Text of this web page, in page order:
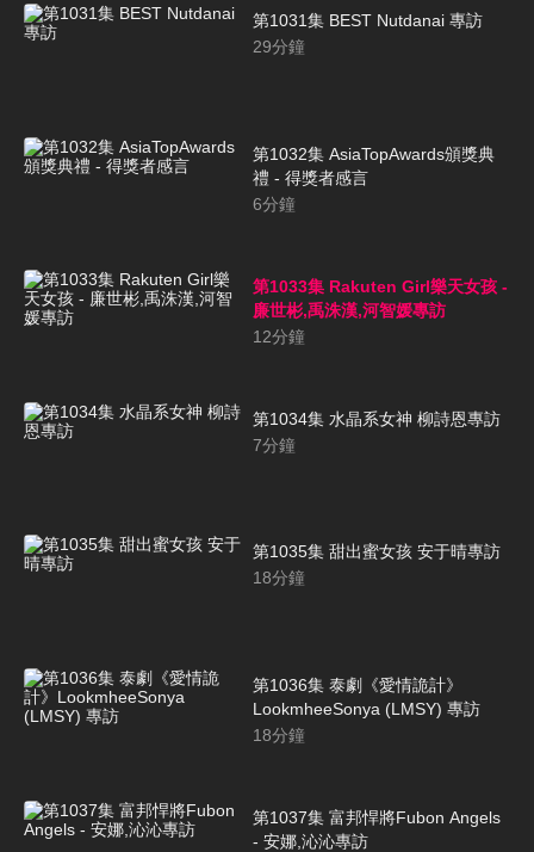
第1031集 BEST Nutdanai 專訪
29分鐘
第1032集 AsiaTopAwards頒獎典
禮 - 得獎者感言
6分鐘
第1033集 Rakuten Girl樂天女孩 -
廉世彬,禹洙漢,河智媛專訪
12分鐘
第1034集 水晶系女神 柳詩恩專訪
7分鐘
第1035集 甜出蜜女孩 安于晴專訪
18分鐘
第1036集 泰劇《愛情詭計》
LookmheeSonya (LMSY) 專訪
18分鐘
第1037集 富邦悍將Fubon Angels
- 安娜,沁沁專訪